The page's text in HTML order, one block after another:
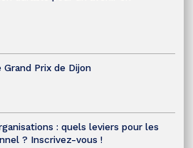
Prix de Dijon
: quels leviers pour les
? Inscrivez-vous !